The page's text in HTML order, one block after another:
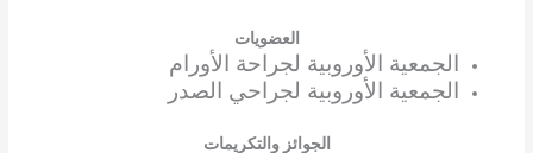
العضويات
الجمعية الأوروبية لجراحة الأورام
الجمعية الأوروبية لجراحي الصدر
الجوائز والتكريمات